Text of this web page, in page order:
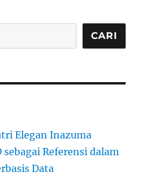
CARI
Elegan Inazuma
Referensi dalam
Data